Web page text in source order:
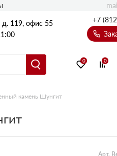
д. 119, офис 55
+7
0 0
камень Шунгит
Арт.